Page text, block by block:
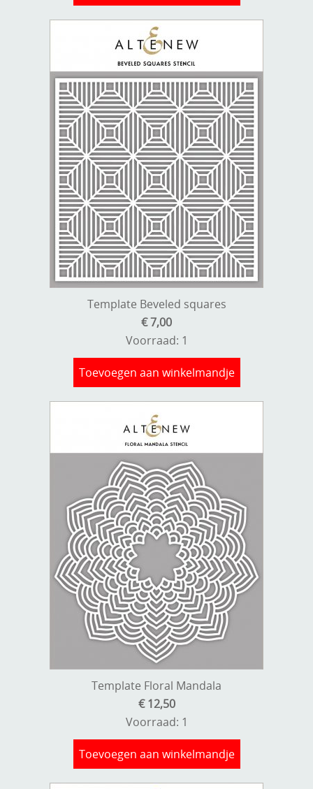
Template Beveled squares
€ 7,00
Voorraad: 1
Toevoegen aan winkelmandje
Template Floral Mandala
€ 12,50
Voorraad: 1
Toevoegen aan winkelmandje